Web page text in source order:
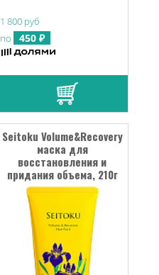
1 800 руб
по
450 ₽
Seitoku Volume&Recovery
маска для
восстановления и
придания объема, 210г